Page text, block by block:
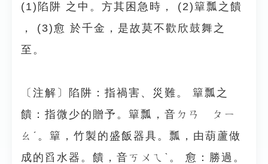
(1)陷阱 之中。方其困急時， (2)簞瓢之饋
， (3)愈 於千金，是故莫不歡欣鼓舞之
至。
〔注解〕陷阱：指禍害、災難。 簞瓢之
饋：指微少的贈予。簞瓢，音ㄉㄢ ㄆㄧ
ㄠˊ。簞，竹製的盛飯器具。瓢，由葫蘆做
成的舀水器。饋，音ㄎㄨㄟˋ。 愈：勝過。